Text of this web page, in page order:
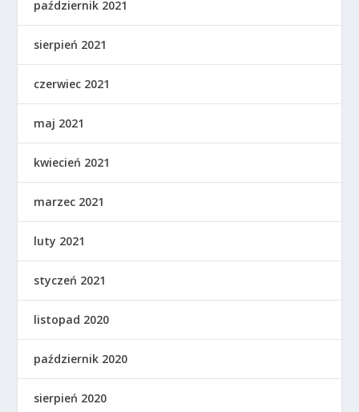
październik 2021
sierpień 2021
czerwiec 2021
maj 2021
kwiecień 2021
marzec 2021
luty 2021
styczeń 2021
listopad 2020
październik 2020
sierpień 2020